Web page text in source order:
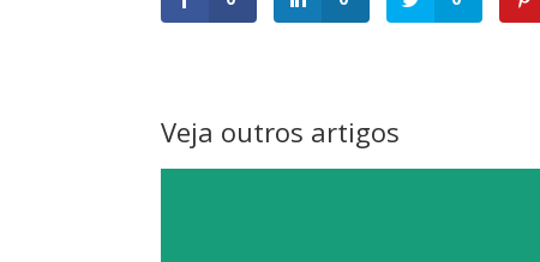
Veja outros artigos